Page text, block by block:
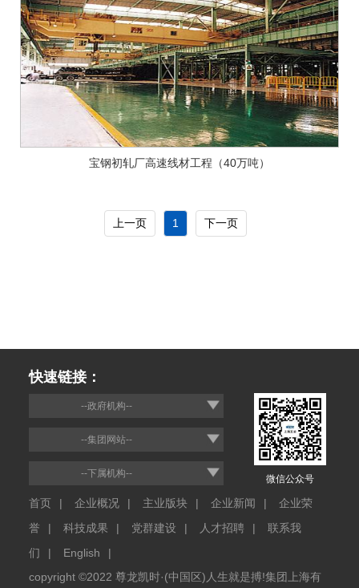
宝钢初轧厂高速线材工程（40万吨）
上一页 1 下一页
快速链接：
--政府机构--
--集团网站--
--下属机构--
首页 | 企业概况 | 主业版块 | 企业新闻 |
企业荣
誉
| 科技成果 | 党群建设 | 人才招聘 |
联系我
们
| English
|
copyright ©2022 尊龙凯时·(中国区)人生就是搏!集团上海有
微信公众号